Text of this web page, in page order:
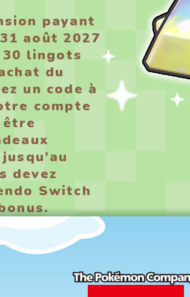
payant
août 2027
lingots
du
un code à
compte
devez
Switch